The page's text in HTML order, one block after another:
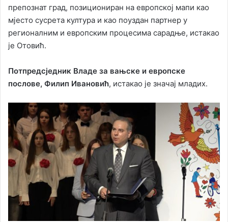
препознат град, позициониран на европској мапи као
мјесто сусрета култура и као поуздан партнер у
регионалним и европским процесима сарадње, истакао
је Отовић.
Потпредсједник Владе за вањске и европске
послове, Филип Ивановић, истакао је значај младих.